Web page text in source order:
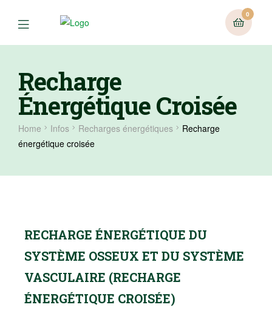
0
Recharge
Énergétique Croisée
Home Infos Recharges énergétiques
Recharge
énergétique croisée
RECHARGE ÉNERGÉTIQUE DU
SYSTÈME OSSEUX ET DU SYSTÈME
VASCULAIRE (RECHARGE
ÉNERGÉTIQUE CROISÉE)